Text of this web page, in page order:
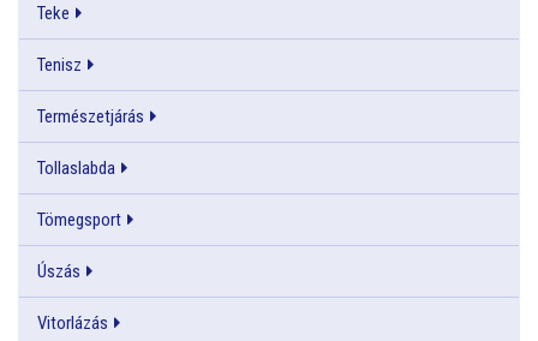
Teke
Tenisz
Természetjárás
Tollaslabda
Tömegsport
Úszás
Vitorlázás